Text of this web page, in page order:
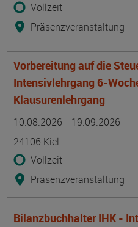
Vollzeit
Präsenzveranstaltung
Vorbereitung auf die
Intensivlehrgang 6-
Klausurenlehrgang
10.08.2026 - 19.09.2026
24106 Kiel
Vollzeit
Präsenzveranstaltung
Bilanzbuchhalter IHK -